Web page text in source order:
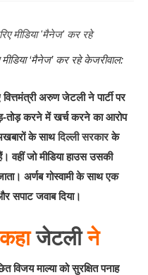
‘मैनेज’ कर रहे केजरीवाल:
अरुण जेटली ने पार्टी पर
तोड़ करने में खर्च करने का आरोप
के साथदिल्ली सरकारके
वहीं जो मीडिया हाउस उसकी
अर्णब गोस्वामी के साथ एक
सपाट जवाब दिया।
कहाजेटलीने
विजय माल्या को सुरक्षित पनाह